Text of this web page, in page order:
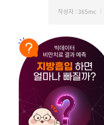
작성자 : 365mc
안녕하세요.
‘정말 내가
또 하나 무서